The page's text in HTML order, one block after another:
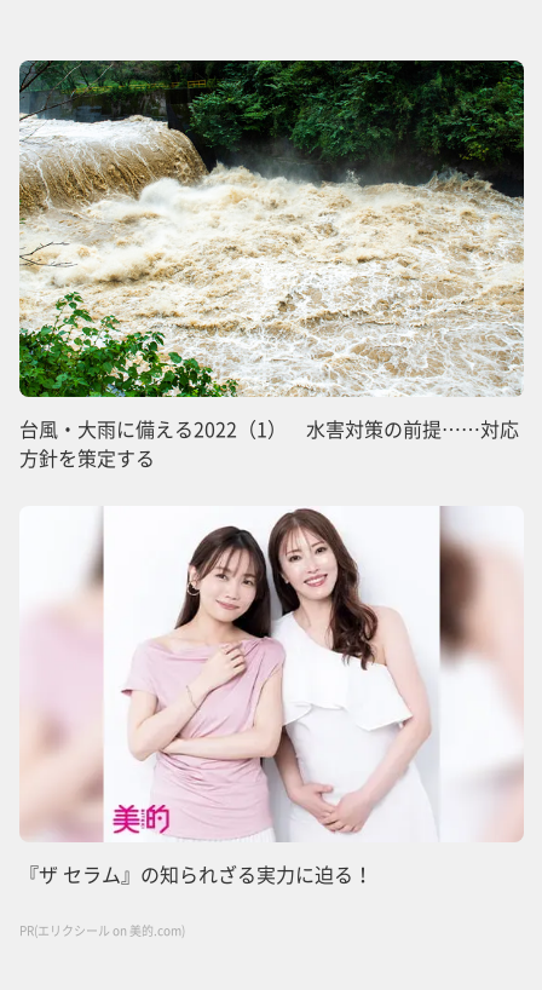
台風・大雨に備える2022（1） 水害対策の前提……対応
方針を策定する
『ザ セラム』の知られざる実力に迫る！
PR(エリクシール on 美的.com)